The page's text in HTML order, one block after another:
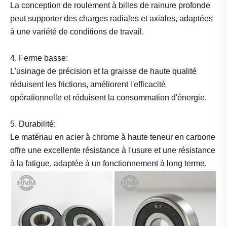
La conception de roulement à billes de rainure profonde
peut supporter des charges radiales et axiales, adaptées
à une variété de conditions de travail.
4. Ferme basse:
L'usinage de précision et la graisse de haute qualité
réduisent les frictions, améliorent l'efficacité
opérationnelle et réduisent la consommation d'énergie.
5. Durabilité:
Le matériau en acier à chrome à haute teneur en carbone
offre une excellente résistance à l'usure et une résistance
à la fatigue, adaptée à un fonctionnement à long terme.